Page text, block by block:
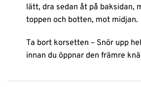
lätt, dra sedan åt på baksidan,
toppen och botten, mot midjan.
Ta bort korsetten – Snör upp
innan du öppnar den främre